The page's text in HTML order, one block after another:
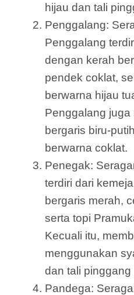
hijau dan tali
Penggalang:
Penggalang
dengan kerah
pendek coklat,
berwarna hijau
Penggalang
bergaris biru-
berwarna coklat.
Penegak:
terdiri dari
bergaris merah,
serta topi
Kecuali itu,
menggunakan
dan tali
Pandega: